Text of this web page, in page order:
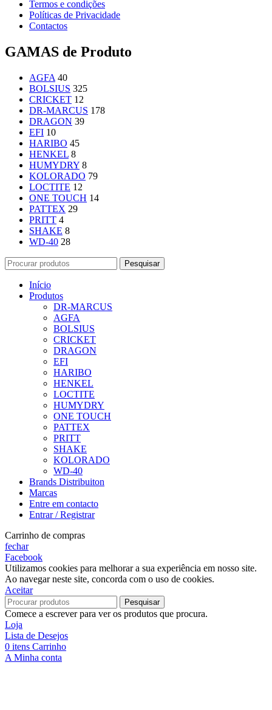
Termos e condições
Políticas de Privacidade
Contactos
GAMAS de Produto
AGFA 40
BOLSIUS 325
CRICKET 12
DR-MARCUS 178
DRAGON 39
EFI 10
HARIBO 45
HENKEL 8
HUMYDRY 8
KOLORADO 79
LOCTITE 12
ONE TOUCH 14
PATTEX 29
PRITT 4
SHAKE 8
WD-40 28
Pesquisar
Início
Produtos
DR-MARCUS
AGFA
BOLSIUS
CRICKET
DRAGON
EFI
HARIBO
HENKEL
LOCTITE
HUMYDRY
ONE TOUCH
PATTEX
PRITT
SHAKE
KOLORADO
WD-40
Brands Distribuiton
Marcas
Entre em contacto
Entrar / Registrar
Carrinho de compras
fechar
Facebook
Utilizamos cookies para melhorar a sua experiência em nosso site.
Ao navegar neste site, concorda com o uso de cookies.
Aceitar
Pesquisar
Comece a escrever para ver os produtos que procura.
Loja
Lista de Desejos
0 itens Carrinho
A Minha conta